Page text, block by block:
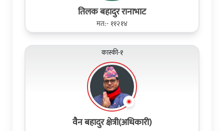
तिलक बहादुर रानाभाट
मत:- ११२१४
कास्की-१
वैन बहादुर क्षेत्री(अधिकारी)